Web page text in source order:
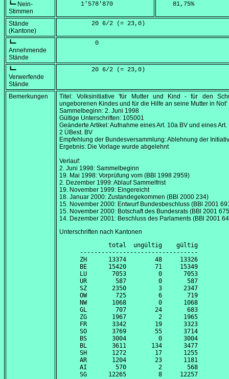
┗━ Nein-
Stimmen
      1'578'870
    81,75
%
Stände
(Kantone)
         20 6/2 (=
23,0 )
┗━
Annehmende
Stände
          0
┗━
Verwerfende
Stände
         20 6/2 (=
23,0 )
Bemerkungen
Titel: Volksinitiative 'für Mutter und Kind - für den
ungeborenen Kindes und für die Hilfe an seine Mutter in Not'
Sammelbeginn: 2. Juni 1998
Gültige Unterschriften: 105001
Geänderte Artikel: Aufnahme eines Art. 10a BV und eines Art.
2 ÜBest. BV
Empfehlung der Bundesversammlung: Ablehnung der
Ergebnis: Die Vorlage wurde abgelehnt
Verlauf:
2. Juni 1998: Sammelbeginn
19. Mai 1998: Vorprüfung vom (BBl 1998 2959)
2. Dezember 1999: Ablauf Sammelfrist
19. November 1999: Eingereicht
18. Januar 2000: Zustandegekommen (BBl 2000 234)
15. November 2000: Entwurf Bundesbeschluss (BBl 2001
15. November 2000: Botschaft des Bundesrats (BBl 2001
14. Dezember 2001: Beschluss des Parlaments (BBl 2001
Unterschriften nach Kantonen
        total  ungültig    gültig
---------------------------------
ZH      13374        48     13326
BE      15420        71     15349
LU       7053         0      7053
UR        587         0       587
SZ       2350         3      2347
OW        725         6       719
NW       1068         0      1068
GL        707        24       683
ZG       1967         2      1965
FR       3342        19      3323
SO       3769        55      3714
BS       3004         0      3004
BL       3611       134      3477
SH       1272        17      1255
AR       1204        23      1181
AI        570         2       568
SG      12265         8     12257